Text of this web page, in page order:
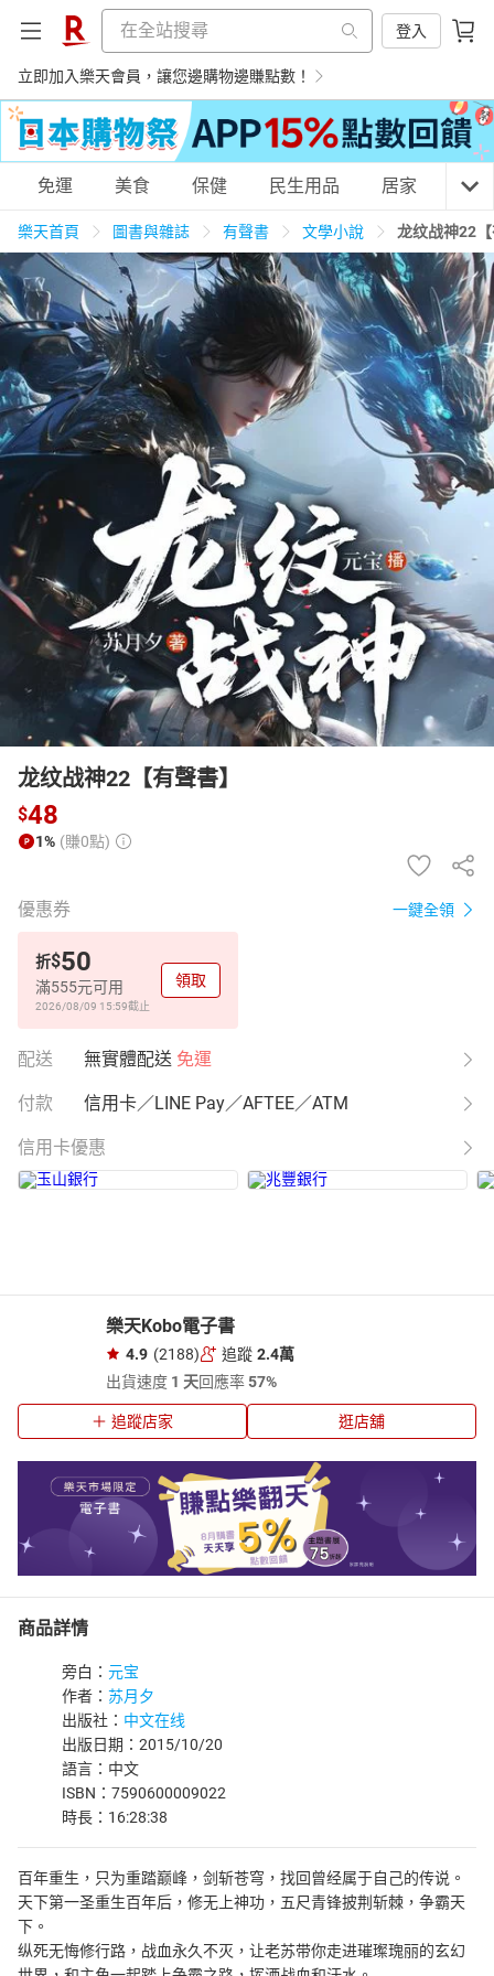
登入
立即加入樂天會員，讓您邊購物邊賺點數！
購物網分類
天天免運 美食蛋糕 養生保健 民生用品
居家生活 3C家電 運動休閒 親子玩具
男裝 化妝保養 情趣用品
日本購物 電子/紙本書
HOT
免運 美食 保健 民生用品 居家 3C
樂天首頁 圖書與雜誌 有聲書 文學小說 龙纹战神22
龙纹战神22【有聲書】
$48
1% (賺0點)
優惠券 一鍵全領
折$50
滿555元可用
2026/08/09 15:59截止
領取
配送 無實體配送 免運
付款 信用卡／LINE Pay／AFTEE／ATM
信用卡優惠
樂天Kobo電子書
4.9 (2188) 追蹤 2.4萬
出貨速度 1 天回應率57%
追蹤店家 逛店舖
商品詳情
旁白： 元宝
作者： 苏月夕
出版社： 中文在线
出版日期：2015/10/20
語言：中文
ISBN：7590600009022
時長：16:28:38
百年重生，只为重踏巅峰，剑斩苍穹，找回曾经属于自己的传说。
天下第一圣重生百年后，修无上神功，五尺青锋披荆斩棘，争霸天
下。
纵死无悔修行路，战血永久不灭，让老苏带你走进璀璨瑰丽的玄幻